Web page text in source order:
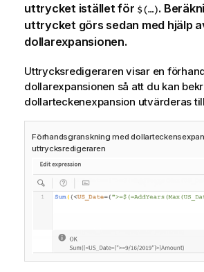
uttrycket istället för $(…).
uttrycket görs sedan med hjälp
dollarexpansionen.
Uttrycksredigeraren visar en
dollarexpansionen så att du kan
dollarteckenexpansion utvärderas
Förhandsgranskning med
uttrycksredigeraren